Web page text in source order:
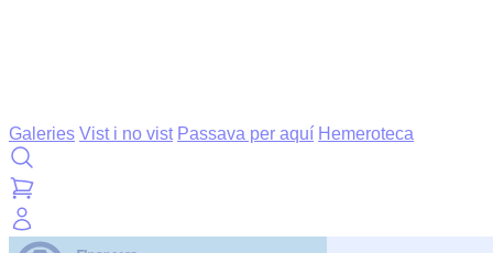
Galeries Vist i no vist Passava per aquí Hemeroteca